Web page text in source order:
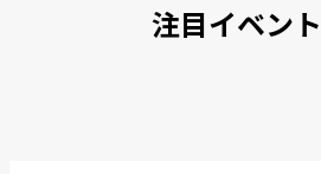
注目イベン